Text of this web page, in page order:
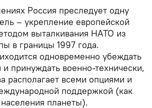
Россия преследует одну
– укрепление европейской
выталкивания НАТО из
в границы 1997 года.
одновременно убеждать
принуждать военно-технически,
располагает всеми опциями и
поддержкой (как
планеты).